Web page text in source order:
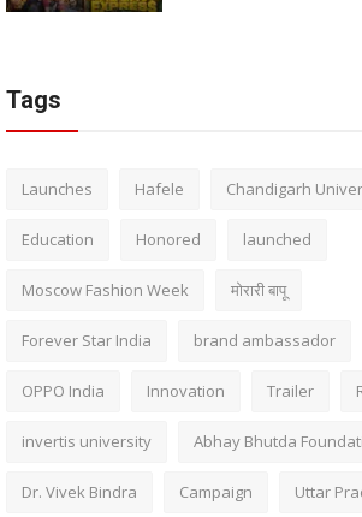
Tags
Launches Hafele Chandigarh
Education Honored launched
Moscow Fashion Week मोरारी बापू
Forever Star India brand ambassador
OPPO India Innovation Trailer
invertis university Abhay Bhutda
Dr. Vivek Bindra Campaign Uttar